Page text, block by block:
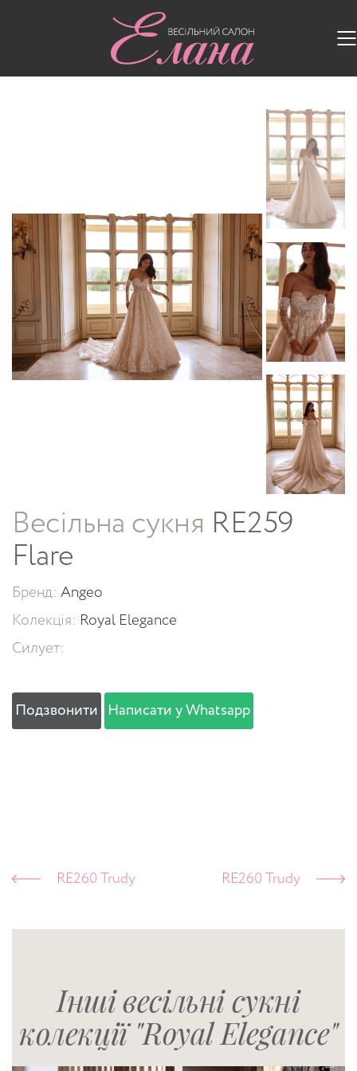
Весільні сукні/
Весільна сукня RE259
Flare
Бренд: Angeo
Колекція: Royal Elegance
Силует:
Подзвонити Написати у Whatsapp
RE260 Trudy RE260 Trudy
Інші весільні сукні
колекції "Royal Elegance"